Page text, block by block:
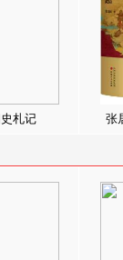
札记 张